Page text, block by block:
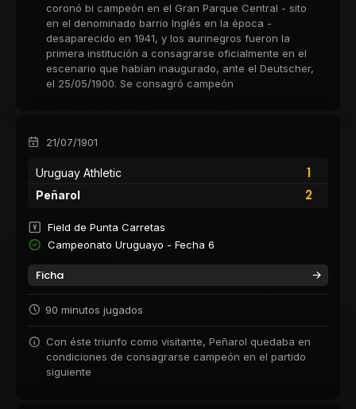
coronó bi campeón en el Gran Parque Central - sito
en el denominado barrio Inglés en la época -
desaparecido en 1941, y los aurinegros fueron la
primera institución a consagrarse oficialmente en el
escenario que habían inaugurado, ante el Deutscher,
el 25/05/1900. Se consagró campeón
21/07/1901
Uruguay Athletic
1
2
Peñarol
Field de Punta Carretas
Campeonato Uruguayo - Fecha 6
Ficha
90 minutos jugados
Con éste triunfo como visitante, Peñarol quedaba en
condiciones de consagrarse campeón en el partido
siguiente